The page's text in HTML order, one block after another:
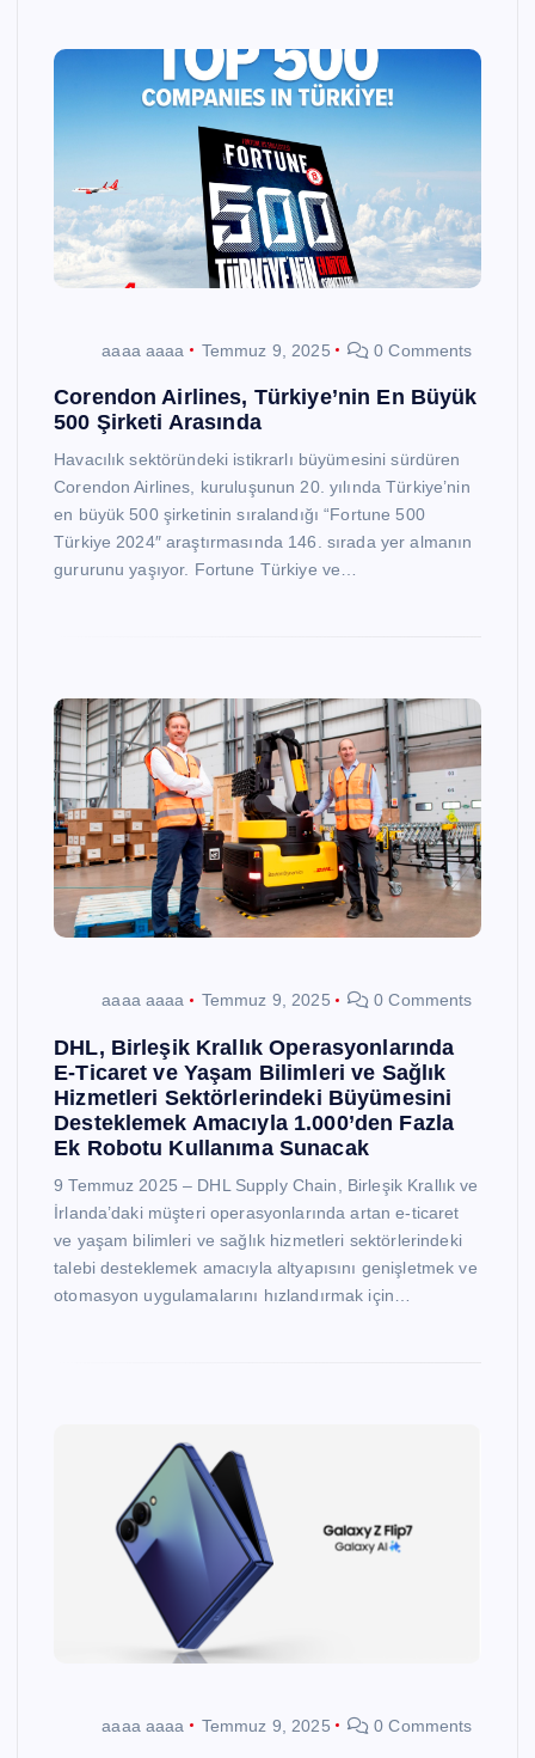
aaaa aaaa Temmuz 9, 2025 0 Comments
Corendon Airlines, Türkiye’nin En Büyük
500 Şirketi Arasında
Havacılık sektöründeki istikrarlı büyümesini sürdüren
Corendon Airlines, kuruluşunun 20. yılında Türkiye’nin
en büyük 500 şirketinin sıralandığı “Fortune 500
Türkiye 2024″ araştırmasında 146. sırada yer almanın
gururunu yaşıyor. Fortune Türkiye ve…
aaaa aaaa Temmuz 9, 2025 0 Comments
DHL, Birleşik Krallık Operasyonlarında
E-Ticaret ve Yaşam Bilimleri ve Sağlık
Hizmetleri Sektörlerindeki Büyümesini
Desteklemek Amacıyla 1.000’den Fazla
Ek Robotu Kullanıma Sunacak
9 Temmuz 2025 – DHL Supply Chain, Birleşik Krallık ve
İrlanda’daki müşteri operasyonlarında artan e-ticaret
ve yaşam bilimleri ve sağlık hizmetleri sektörlerindeki
talebi desteklemek amacıyla altyapısını genişletmek ve
otomasyon uygulamalarını hızlandırmak için…
aaaa aaaa Temmuz 9, 2025 0 Comments